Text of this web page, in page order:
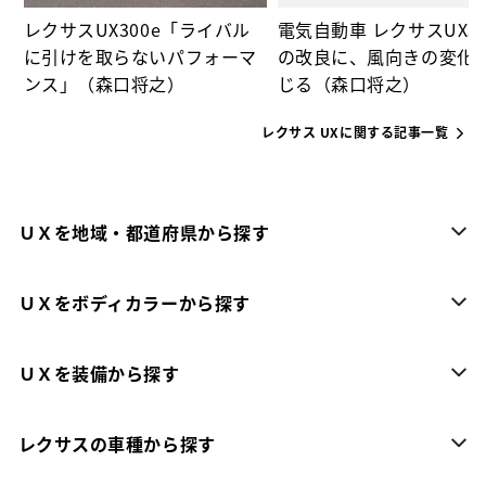
レクサスUX300e「ライバル
に引けを取らないパフォーマ
ンス」（森口将之）
電気自動車 レクサス
の改良に、風向きの変化
じる（森口将之）
レクサス UXに関する記事一覧
ＵＸを地域・都道府県から探す
ＵＸをボディカラーから探す
ＵＸを装備から探す
レクサスの車種から探す